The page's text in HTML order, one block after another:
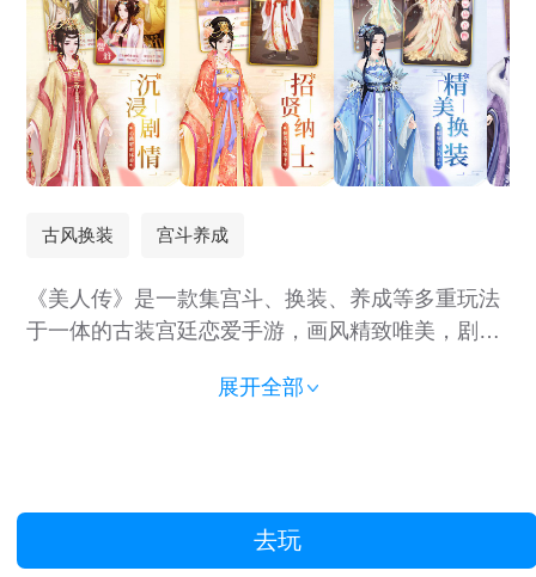
古风换装 宫斗养成
《美人传》是一款集宫斗、换装、养成等多重玩法
于一体的古装宫廷恋爱手游，画风精致唯美，剧情
挑选，再现你心中的大唐盛世!
展开全部
去玩